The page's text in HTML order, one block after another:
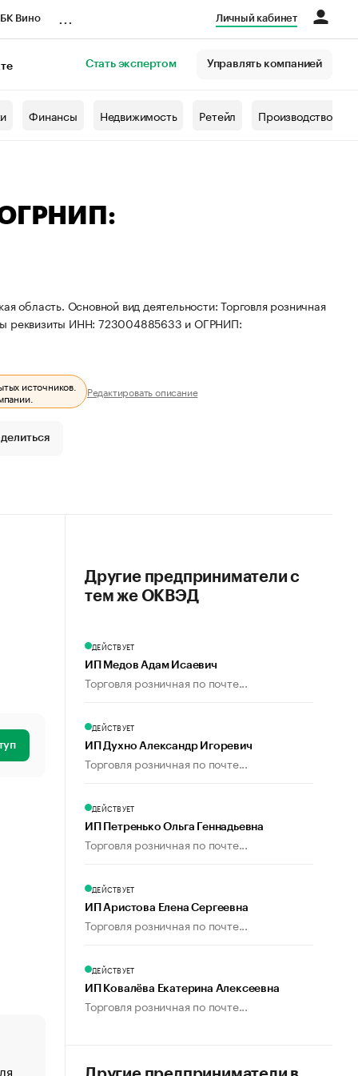
Вино Личный кабинет
Стать экспертом Управлять компанией
Финансы Недвижимость Ретейл Производство
ОГРНИП:
область. Основной вид деятельности: Торговля розничная
реквизиты ИНН: 723004885633 и ОГРНИП:
источников.
Редактировать описание
«От спорта тело стареет иначе». Как живет глава
Другие предприниматели с
тем же ОКВЭД
ДЕЙСТВУЕТ
ИП Медов Адам Исаевич
Торговля розничная по почте...
ДЕЙСТВУЕТ
ИП Духно Александр Игоревич
Торговля розничная по почте...
ДЕЙСТВУЕТ
ИП Петренько Ольга Геннадьевна
Торговля розничная по почте...
ДЕЙСТВУЕТ
ИП Аристова Елена Сергеевна
Торговля розничная по почте...
ДЕЙСТВУЕТ
ИП Ковалёва Екатерина Алексеевна
Торговля розничная по почте...